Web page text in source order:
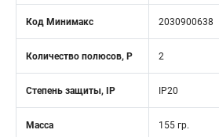
Код Минимакс 2030900638
Количество полюсов, Р 2
Степень защиты, IP IP20
Масса 155 гр.